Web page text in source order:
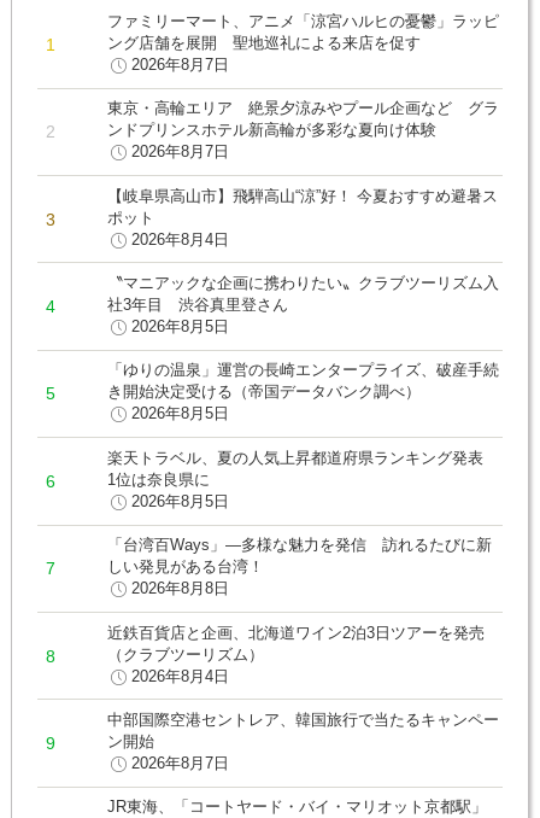
ファミリーマート、アニメ「涼宮ハルヒの憂鬱」ラッピ
ング店舗を展開 聖地巡礼による来店を促す
2026年8月7日
東京・高輪エリア 絶景夕涼みやプール企画など グラ
ンドプリンスホテル新高輪が多彩な夏向け体験
2026年8月7日
【岐阜県高山市】飛騨高山“涼”好！ 今夏おすすめ避暑ス
ポット
2026年8月4日
〝マニアックな企画に携わりたい〟クラブツーリズム入
社3年目 渋谷真里登さん
2026年8月5日
「ゆりの温泉」運営の長崎エンタープライズ、破産手続
き開始決定受ける（帝国データバンク調べ）
2026年8月5日
楽天トラベル、夏の人気上昇都道府県ランキング発表
1位は奈良県に
2026年8月5日
「台湾百Ways」―多様な魅力を発信 訪れるたびに新
しい発見がある台湾！
2026年8月8日
近鉄百貨店と企画、北海道ワイン2泊3日ツアーを発売
（クラブツーリズム）
2026年8月4日
中部国際空港セントレア、韓国旅行で当たるキャンペー
ン開始
2026年8月7日
JR東海、「コートヤード・バイ・マリオット京都駅」